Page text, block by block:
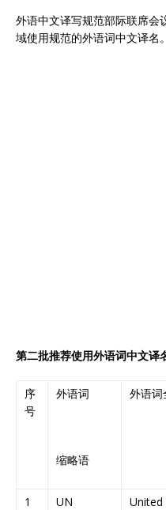
外语中文译写规范部际联席会
域使用规范的外语词中文译名。
第二批推荐使用外语词中文译
序
号
外语词
缩略语
外语词
1 UN